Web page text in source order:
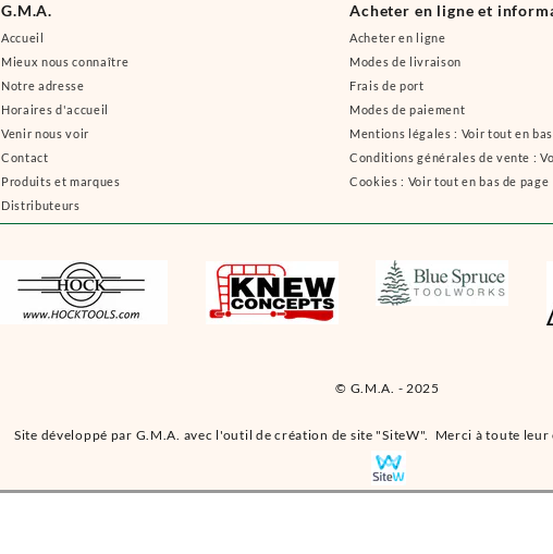
© G.M.A. - 2025
G.M.A.
Accueil
Mieux nous connaître
Notre adresse
Horaires d'accueil
Venir nous voir
Contact
Produits et marques
Distributeurs
Acheter en ligne et
Acheter en ligne
Modes de livraison
Frais de port
Modes de paiement
Mentions légales : Voir tout en
Conditions générales de vente :
Cookies : Voir tout en bas de page
Site développé par G.M.A. avec l'outil de création de site "SiteW". Merci à toute